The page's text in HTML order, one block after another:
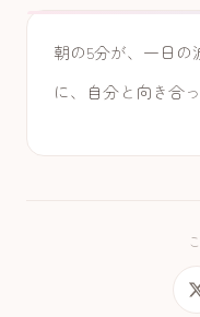
朝の5分が、一日
に、自分と向き合っ